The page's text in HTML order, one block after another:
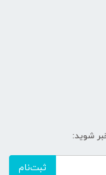
شوید:
ثبت‌نام